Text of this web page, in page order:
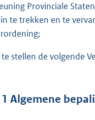
Provinciale
te trekken en te
stellen de volgende
Algemene